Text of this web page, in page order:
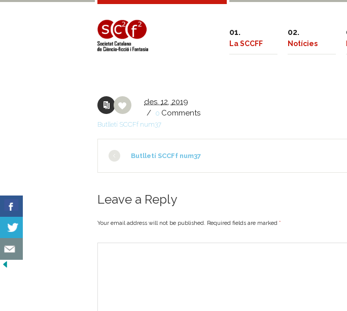
La SCCFF Notícies
des. 12, 2019
/ 0 Comments
Butlletí SCCFf num37
Butlletí SCCFf num37
Leave a Reply
Your email address will not be published. Required fields are marked *